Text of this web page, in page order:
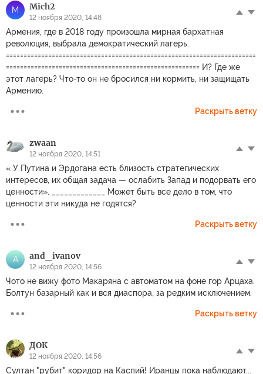
M Mich2
12 ноября 2020, 14:48
Армения, где в 2018 году произошла мирная бархатная
революция, выбрала демократический лагерь.
=======================================================================
======================================================= И? Где же
этот лагерь? Что-то он не бросился ни кормить, ни защищать
Армению.
Раскрыть ветку
zwaan
12 ноября 2020, 14:51
« У Путина и Эрдогана есть близость стратегических
интересов, их общая задача — ослабить Запад и подорвать его
ценности». _____________ Может быть все дело в том, что
ценности эти никуда не годятся?
Раскрыть ветку
A and_ivanov
12 ноября 2020, 14:56
Чото не вижу фото Макаряна с автоматом на фоне гор Арцаха.
Болтун базарный как и вся диаспора, за редким исключением.
Раскрыть ветку
ДОК
12 ноября 2020, 14:56
Султан "рубит" коридор на Каспий! Иранцы пока наблюдают...